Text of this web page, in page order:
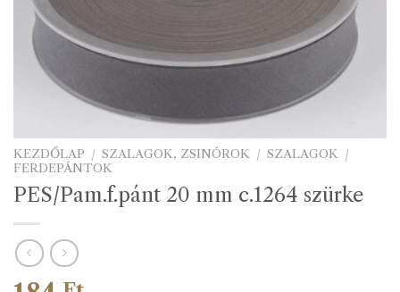
KEZDŐLAP / SZALAGOK, ZSINÓROK / SZALAGOK /
FERDEPÁNTOK
PES/Pam.f.pánt 20 mm c.1264 szürke